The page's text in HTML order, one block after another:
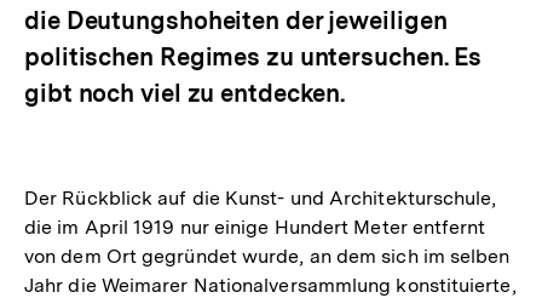
die Deutungshoheiten der jeweiligen
politischen Regimes zu untersuchen. Es
gibt noch viel zu entdecken.
Der Rückblick auf die Kunst- und Architekturschule,
die im April 1919 nur einige Hundert Meter entfernt
von dem Ort gegründet wurde, an dem sich im selben
Jahr die Weimarer Nationalversammlung konstituierte,